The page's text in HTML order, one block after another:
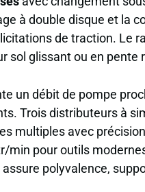
à double disque et la
de traction. Le
sol glissant ou en pente
un débit de pompe
Trois distributeurs à
multiples avec
min pour outils
polyvalence,